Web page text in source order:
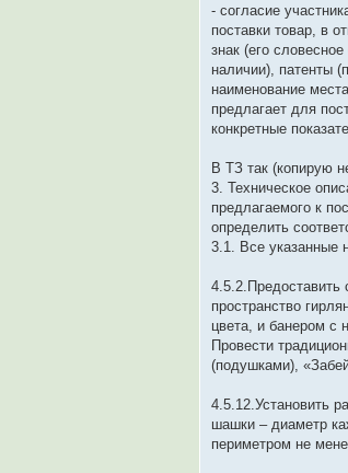
- согласие
поставки товар, в
знак (его
наличии), патенты
наименование
предлагает для
конкретные
В ТЗ так (копирую
3. Техническое
предлагаемого к
определить
3.1. Все указанные
4.5.2.Предоставить
пространство
цвета, и банером с
Провести
(подушками),
4.5.12.Установить
шашки – диаметр
периметром не